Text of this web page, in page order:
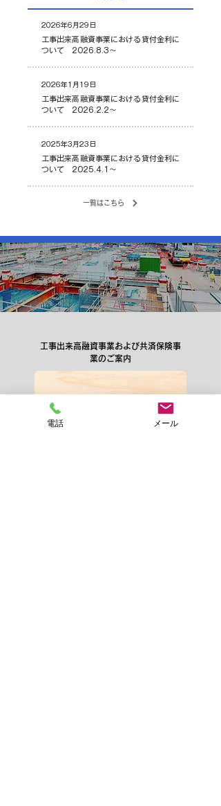
工事出来高融資事業における貸付金利に
ついて 2026.8.3～
2026年6月29日
工事出来高融資事業における貸付金利に
ついて 2026.2.2～
2026年1月19日
工事出来高融資事業における貸付金利に
ついて 2025.4.1～
2025年3月23日
一覧はこちら
工事出来高融資事業および共済保険事
業のご案内
電話 メール